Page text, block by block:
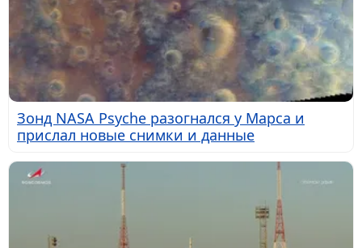
Зонд NASA Psyche разогнался у Марса и
прислал новые снимки и данные